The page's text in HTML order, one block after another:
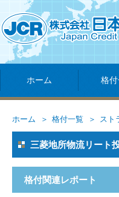
ホーム 格
ホーム 格付一覧 スト
三菱地所物流リート
格付関連レポート